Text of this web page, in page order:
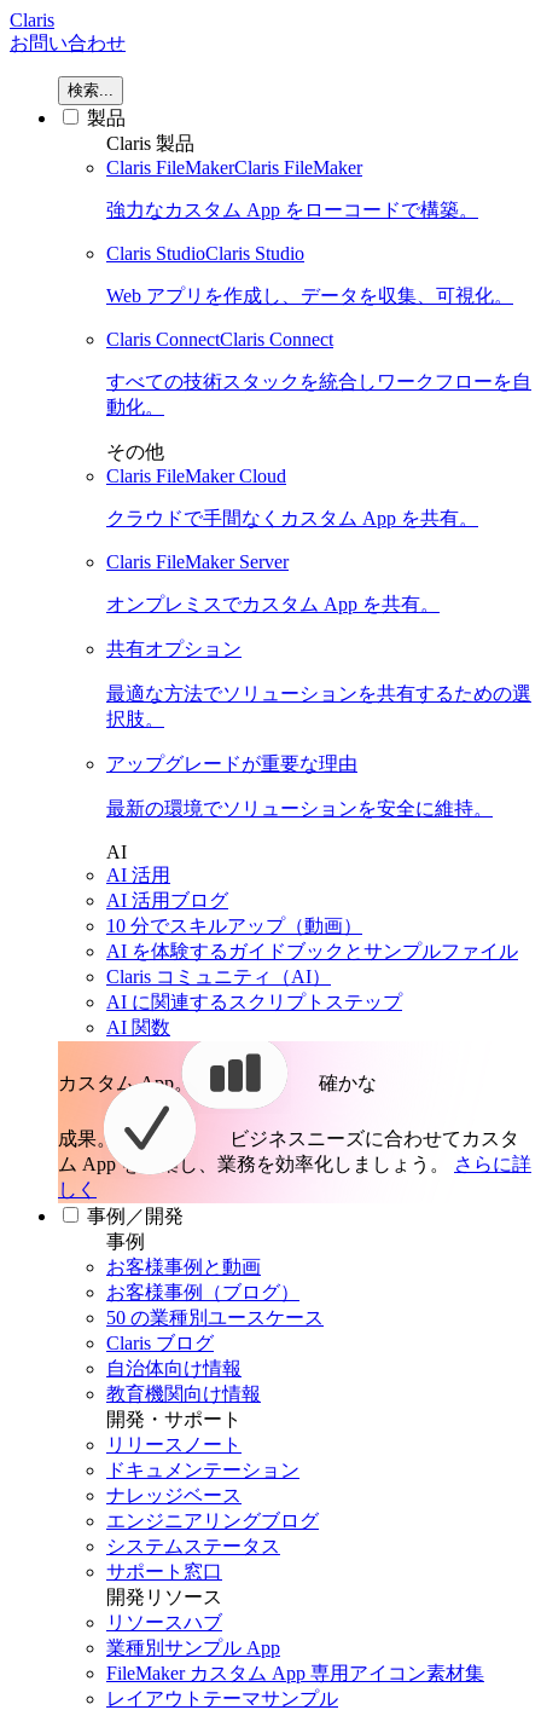
Claris
お問い合わせ
検索...
製品
Claris 製品
Claris FileMakerClaris FileMaker
強力なカスタム App をローコードで構築。
Claris StudioClaris Studio
Web アプリを作成し、データを収集、可視化。
Claris ConnectClaris Connect
すべての技術スタックを統合しワークフローを自
動化。
その他
Claris FileMaker Cloud
クラウドで手間なくカスタム App を共有。
Claris FileMaker Server
オンプレミスでカスタム App を共有。
共有オプション
最適な方法でソリューションを共有するための選
択肢。
アップグレードが重要な理由
最新の環境でソリューションを安全に維持。
AI
AI 活用
AI 活用ブログ
10 分でスキルアップ（動画）
AI を体験するガイドブックとサンプルファイル
Claris コミュニティ（AI）
AI に関連するスクリプトステップ
AI 関数
カスタム App。 確かな
成果。
ビジネスニーズに合わせてカスタ
ム App を構築し、業務を効率化しましょう。
さらに詳
しく
事例／開発
事例
お客様事例と動画
お客様事例（ブログ）
50 の業種別ユースケース
Claris ブログ
自治体向け情報
教育機関向け情報
開発・サポート
リリースノート
ドキュメンテーション
ナレッジベース
エンジニアリングブログ
システムステータス
サポート窓口
開発リソース
リソースハブ
業種別サンプル App
FileMaker カスタム App 専用アイコン素材集
レイアウトテーマサンプル